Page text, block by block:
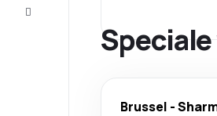
Brussel -